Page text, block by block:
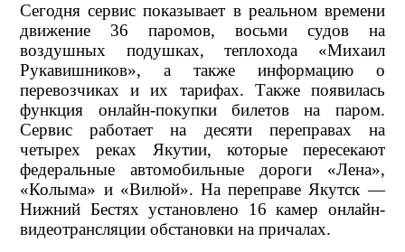
Сегодня сервис показывает в реальном времени
движение 36 паромов, восьми судов на
воздушных подушках, теплохода «Михаил
Рукавишников», а также информацию о
перевозчиках и их тарифах. Также появилась
функция онлайн-покупки билетов на паром.
Сервис работает на десяти переправах на
четырех реках Якутии, которые пересекают
федеральные автомобильные дороги «Лена»,
«Колыма» и «Вилюй». На переправе Якутск —
Нижний Бестях установлено 16 камер онлайн-
видеотрансляции обстановки на причалах.